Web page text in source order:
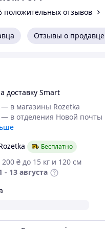
положительных отзывов
Отзывы о продавце
доставку Smart
— в магазины Rozetka
— в отделения Новой почты
Бесплатно
200 ₴ до 15 кг и 120 см
- 13 августа